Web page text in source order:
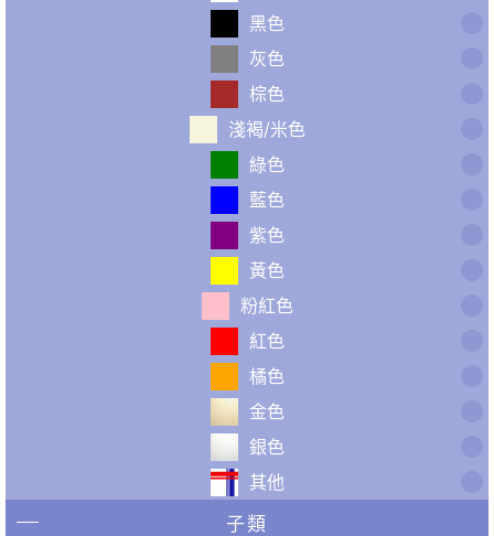
黑色
灰色
棕色
淺褐/米色
綠色
藍色
紫色
黃色
粉紅色
紅色
橘色
金色
銀色
其他
子類